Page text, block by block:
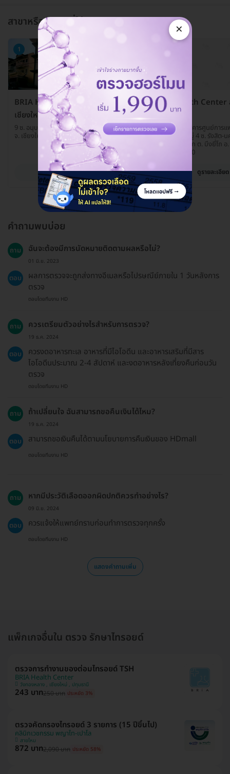
สาขาหรือแผนกที่ให้บริการ
1
BRIA Health Center สาขา
เชียงใหม่
9 ซ. อนุบาล 4 ถ. อนุบาล ต. ช้างเผือก อ. เมือง
จ. เชียงใหม่ 50300
ดูรายละเอียด
BRIA Health Center
ยี่โถ
999/2 ชั้น 3 อาคารศูนย์การ
ยี่โถ (เฟส 2) หมู่ 4 ซ. รังสิต-
รังสิต-นครนายก ต. บึงยี่โถ
ปทุมธานี 12130
ดูรายละเอียด
คำถามพบบ่อย
ถาม ฉันจะต้องมีการนัดหมายติดตามผลหรือไม่?
01 มิ.ย. 2023
ตอบ
ผลการตรวจจะถูกส่งทางอีเมลหรือไปรษณีย์ภายใน 1 วันหลังการ
ตรวจ
ตอบโดยทีมงาน HD
ถาม ควรเตรียมตัวอย่างไรสำหรับการตรวจ?
19 ธ.ค. 2024
ตอบ
ควรงดอาหารทะเล อาหารที่มีไอโอดีน และอาหารเสริมที่มีสาร
ไอโอดีนประมาณ 2-4 สัปดาห์ และงดอาหารหลังเที่ยงคืนก่อนวัน
ตรวจ
ตอบโดยทีมงาน HD
ถาม ถ้าเปลี่ยนใจ ฉันสามารถขอคืนเงินได้ไหม?
19 ธ.ค. 2024
ตอบ สามารถขอเงินคืนได้ตามนโยบายการคืนเงินของ HDmall
ตอบโดยทีมงาน HD
ถาม หากมีประวัติเลือดออกผิดปกติควรทำอย่างไร?
09 มิ.ย. 2024
ตอบ ควรแจ้งให้แพทย์ทราบก่อนทำการตรวจทุกครั้ง
ตอบโดยทีมงาน HD
แสดงคำถามเพิ่ม
แพ็กเกจอื่นใน ตรวจ รักษาไทรอยด์
ตรวจการทำงานของต่อมไทรอยด์ TSH
BRIA Health Center
วังทองหลาง , เชียงใหม่ , ปทุมธานี
243 บาท250 บาท ประหยัด 3%
ตรวจคัดกรองไทรอยด์ 3 รายการ (15 ปีขึ้นไป)
คลินิกเวชกรรม พญาไท-เปาโล
สายไหม
872 บาท2,090 บาท ประหยัด 58%
×